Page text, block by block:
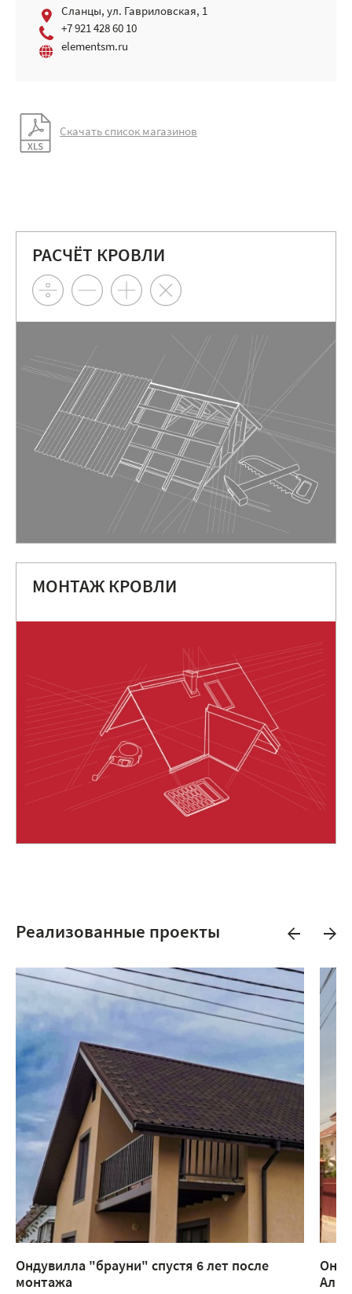
Сланцы, ул. Гавриловская, 1
+7 921 428 60 10
elementsm.ru
Скачать список магазинов
РАСЧЁТ КРОВЛИ
МОНТАЖ КРОВЛИ
Реализованные проекты
Ондувилла "брауни" спустя 6 лет после
монтажа